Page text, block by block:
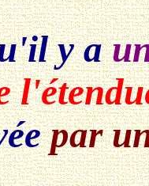
y a
par